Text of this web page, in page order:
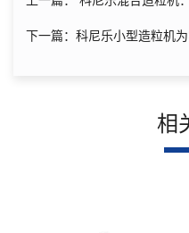
下一篇：科尼乐小型造粒机
相